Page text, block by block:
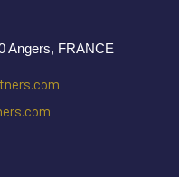
Angers, FRANCE